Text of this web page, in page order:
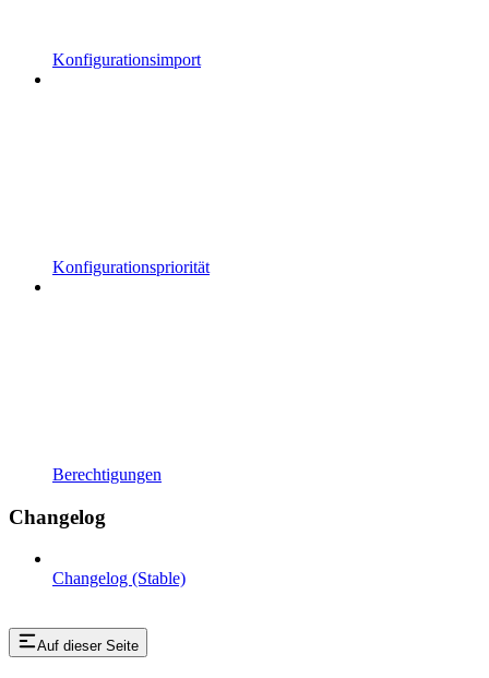
Konfigurationsimport
Konfigurationspriorität
Berechtigungen
Changelog
Changelog (Stable)
Auf dieser Seite